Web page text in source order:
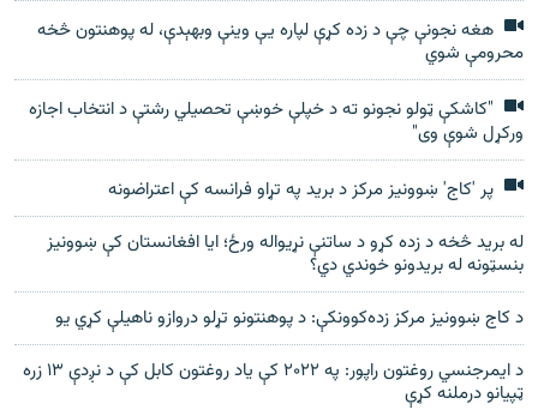
هغه نجونې چې د زده کړې لپاره یې وینې وبهېدې، له پوهنتون څخه
محرومې شوي
"کاشکې ټولو نجونو ته د خپلې خوښې تحصیلي رشتې د انتخاب اجازه
ورکړل شوې وی"
پر 'کاج' ښوونيز مرکز د بريد په تړاو فرانسه کې اعتراضونه
له برید څخه د زده کړو د ساتنې نړیواله ورځ؛ ایا افغانستان کې ښوونیز
بنسټونه له بریدونو خوندي دي؟
د کاج ښوونيز مرکز زده‌کوونکې: د پوهنتونو تړلو دروازو ناهيلې کړي يو
د ايمرجنسي روغتون راپور: په ۲۰۲۲ کې ياد روغتون کابل کې د نږدې ۱۳ زره
ټپيانو درملنه کړې